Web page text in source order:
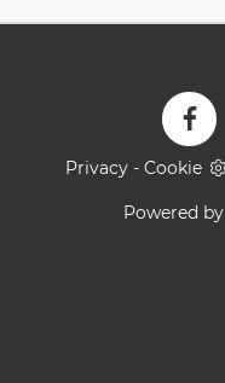
Privacy - Cookie
Powered by